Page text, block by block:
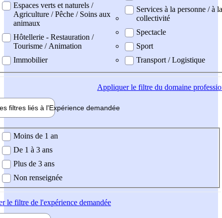
Espaces verts et naturels /
Agriculture / Pêche / Soins aux
animaux
Hôtellerie - Restauration /
Tourisme / Animation
Immobilier
Services à la personne / à la
collectivité
Spectacle
Sport
Transport / Logistique
Appliquerle filtre du domaine
filtres liés à l'Expérience demandée
demandée
Moins de 1 an
De 1 à 3 ans
Plus de 3 ans
Non renseignée
le filtre de l'expérience demandée